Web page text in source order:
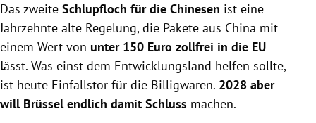
Das zweite Schlupfloch für die Chinesen ist eine
Jahrzehnte alte Regelung, die Pakete aus China mit
einem Wert von unter 150 Euro zollfrei in die EU
lässt. Was einst dem Entwicklungsland helfen sollte,
ist heute Einfallstor für die Billigwaren. 2028 aber
will Brüssel endlich damit Schluss machen.